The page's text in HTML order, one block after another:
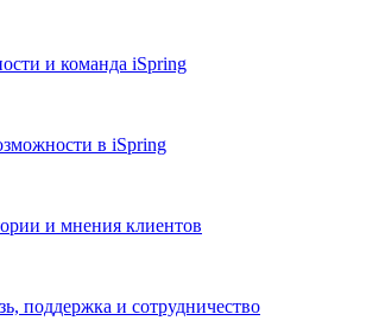
и команда iSpring
в iSpring
и мнения клиентов
поддержка и сотрудничество